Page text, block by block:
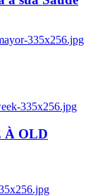
335x256.jpg
335x256.jpg
À OLD